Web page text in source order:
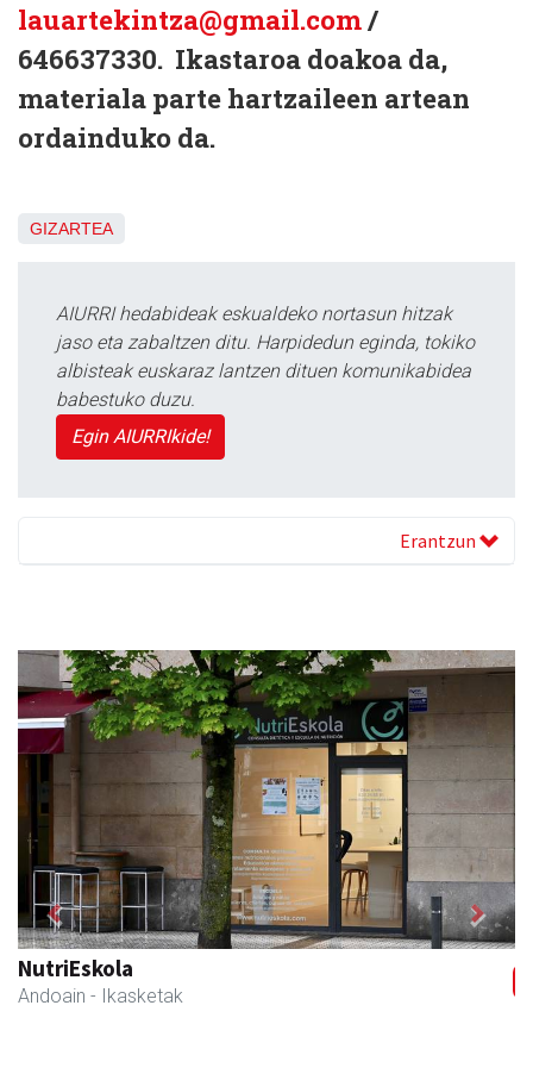
lauartekintza@gmail.com/
646637330. Ikastaroa doakoa da,
materiala parte hartzaileen artean
ordainduko da.
GIZARTEA
AIURRI hedabideak eskualdeko nortasun hitzak
jaso eta zabaltzen ditu. Harpidedun eginda, tokiko
albisteak euskaraz lantzen dituen komunikabidea
babestuko duzu.
Egin AIURRIkide!
Erantzun
Istuitza Garden
Andoain - Lorezaintza
Previous Next